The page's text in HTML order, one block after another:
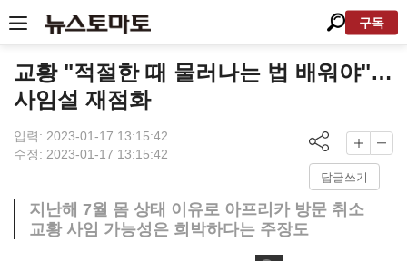
구독
교황 "적절한 때 물러나는 법 배워야"…
사임설 재점화
입력: 2023-01-17 13:15:42
수정: 2023-01-17 13:15:42
답글쓰기
지난해 7월 몸 상태 이유로 아프리카 방문 취소
교황 사임 가능성은 희박하다는 주장도